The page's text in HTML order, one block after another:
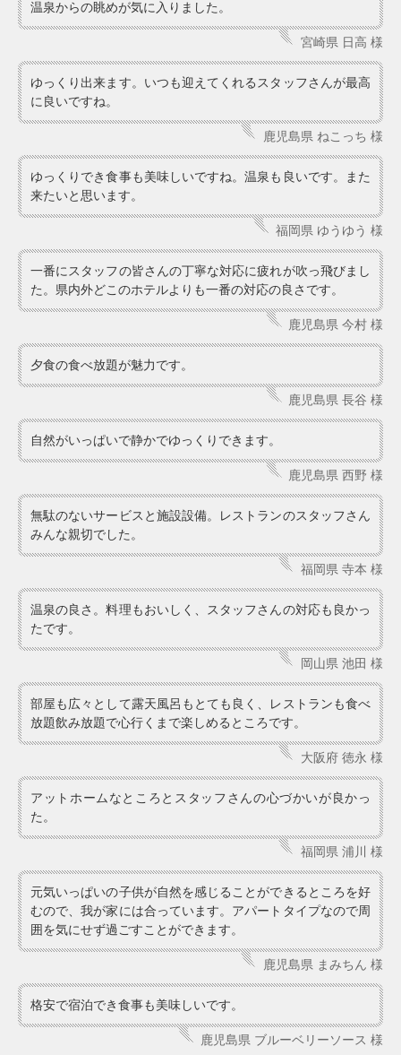
温泉からの眺めが気に入りました。
宮崎県 日高 様
ゆっくり出来ます。いつも迎えてくれるスタッフさんが最高
に良いですね。
鹿児島県 ねこっち 様
ゆっくりでき食事も美味しいですね。温泉も良いです。また
来たいと思います。
福岡県 ゆうゆう 様
一番にスタッフの皆さんの丁寧な対応に疲れが吹っ飛びまし
た。県内外どこのホテルよりも一番の対応の良さです。
鹿児島県 今村 様
夕食の食べ放題が魅力です。
鹿児島県 長谷 様
自然がいっぱいで静かでゆっくりできます。
鹿児島県 西野 様
無駄のないサービスと施設設備。レストランのスタッフさん
みんな親切でした。
福岡県 寺本 様
温泉の良さ。料理もおいしく、スタッフさんの対応も良かっ
たです。
岡山県 池田 様
部屋も広々として露天風呂もとても良く、レストランも食べ
放題飲み放題で心行くまで楽しめるところです。
大阪府 徳永 様
アットホームなところとスタッフさんの心づかいが良かっ
た。
福岡県 浦川 様
元気いっぱいの子供が自然を感じることができるところを好
むので、我が家には合っています。アパートタイプなので周
囲を気にせず過ごすことができます。
鹿児島県 まみちん 様
格安で宿泊でき食事も美味しいです。
鹿児島県 ブルーベリーソース 様